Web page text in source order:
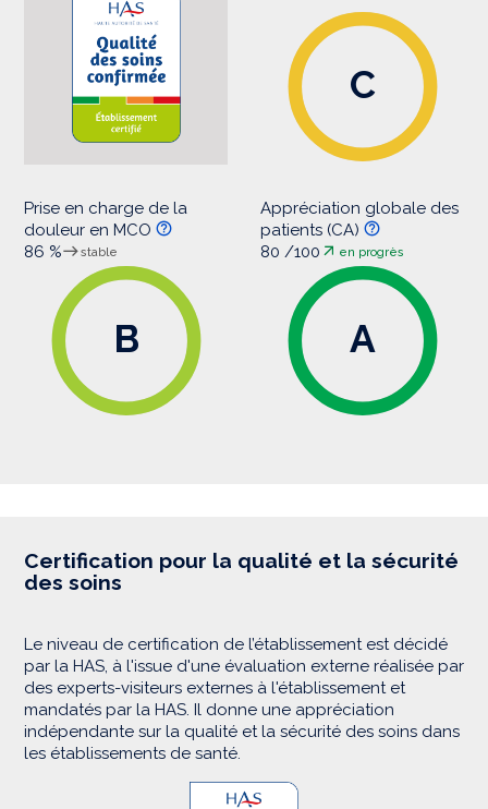
C
Prise en charge de la
douleur en MCO
86 %
stable
B
Appréciation globale des
patients (CA)
80 /100
en progrès
A
Certification pour la qualité et la sécurité
des soins
Le niveau de certification de l’établissement est décidé
par la HAS, à l'issue d'une évaluation externe réalisée par
des experts-visiteurs externes à l'établissement et
mandatés par la HAS. Il donne une appréciation
indépendante sur la qualité et la sécurité des soins dans
les établissements de santé.